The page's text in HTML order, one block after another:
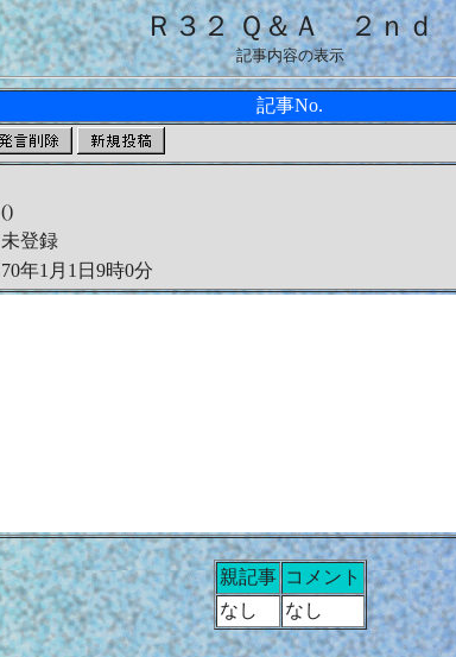
Ｒ３２ Ｑ＆Ａ ２ｎｄ
記事内容の表示
記事No.
()
未登録
70年1月1日9時0分
親記事 コメント
なし
なし